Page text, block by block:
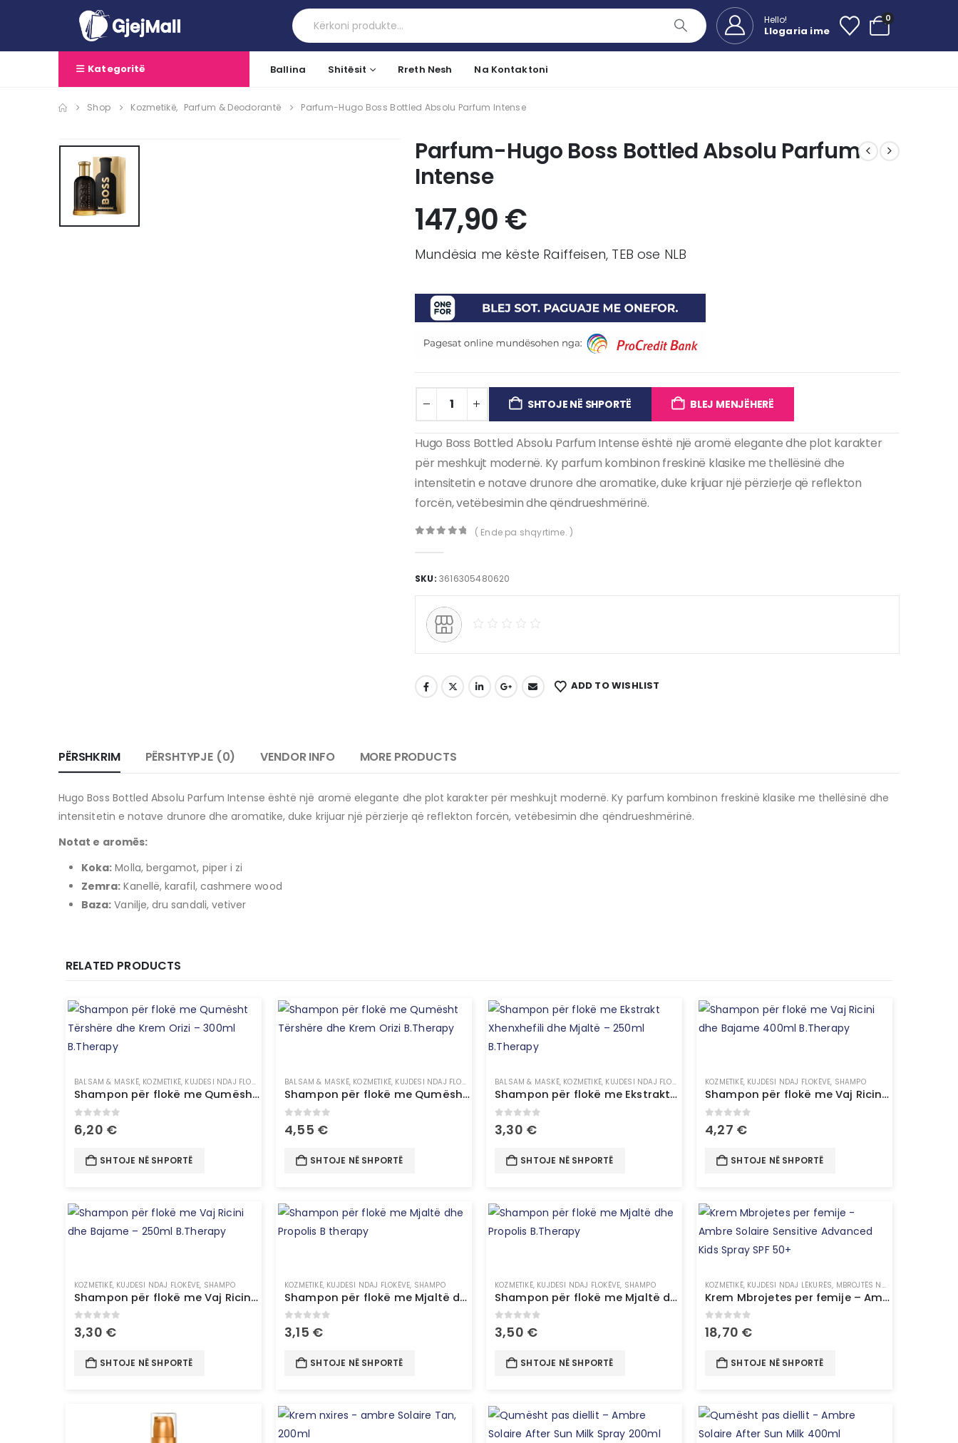
Hello!
Llogaria ime
0
Kategoritë Ballina Shitësit Rreth Nesh Na Kontaktoni
Shop Kozmetikë, Parfum & Deodorantë Parfum-Hugo Boss Bottled Absolu Parfum Intense
Parfum-Hugo Boss Bottled Absolu Parfum
Intense
147,90€
Mundësia me këste Raiffeisen, TEB ose NLB
SHTOJE NË SHPORTË BLEJ MENJËHERË
Hugo Boss Bottled Absolu Parfum Intense është një aromë elegante dhe plot karakter
për meshkujt modernë. Ky parfum kombinon freskinë klasike me thellësinë dhe
intensitetin e notave drunore dhe aromatike, duke krijuar një përzierje që reflekton
forcën, vetëbesimin dhe qëndrueshmërinë.
( Ende pa shqyrtime. )
SKU: 3616305480620
ADD TO WISHLIST
PËRSHKRIM PËRSHTYPJE (0) VENDOR INFO MORE PRODUCTS
Hugo Boss Bottled Absolu Parfum Intense është një aromë elegante dhe plot karakter për meshkujt modernë. Ky parfum kombinon freskinë klasike me thellësinë dhe
intensitetin e notave drunore dhe aromatike, duke krijuar një përzierje që reflekton forcën, vetëbesimin dhe qëndrueshmërinë.
Notat e aromës:
Koka: Molla, bergamot, piper i zi
Zemra: Kanellë, karafil, cashmere wood
Baza: Vanilje, dru sandali, vetiver
RELATED PRODUCTS
BALSAM & MASKË, KOZMETIKË, KUJDESI NDAJ FLOKËVE NGJYRË-FLOKËSH
Shampon për flokë me Qumësht Tërshëre dhe Krem Orizi – 300ml B.Therapy
0 out of 5
6,20 €
SHTOJE NË SHPORTË
BALSAM & MASKË, KOZMETIKË, KUJDESI NDAJ FLOKËVE SHAMPO
Shampon për flokë me Qumësht Tërshëre dhe Krem Orizi B.Therapy
4,55 €
SHTOJE NË SHPORTË
BALSAM & MASKË, KOZMETIKË, KUJDESI NDAJ FLOKËVE SHAMPO
Shampon për flokë me Ekstrakt Xhenxhefili dhe Mjaltë – 250ml B.Therapy
0 out of 5
3,30 €
SHTOJE NË SHPORTË
KOZMETIKË, KUJDESI NDAJ FLOKËVE, SHAMPO
Shampon për flokë me Vaj Ricini dhe Bajame 400ml​ B.Therapy
4,27 €
SHTOJE NË SHPORTË
KOZMETIKË, KUJDESI NDAJ FLOKËVE, SHAMPO
Shampon për flokë me Vaj Ricini dhe Bajame – 250ml​ B.Therapy
0 out of 5
3,30 €
SHTOJE NË SHPORTË
KOZMETIKË, KUJDESI NDAJ FLOKËVE, SHAMPO
Shampon për flokë me Mjaltë dhe Propolis B therapy
0 out of 5
3,15 €
SHTOJE NË SHPORTË
KOZMETIKË, KUJDESI NDAJ FLOKËVE, SHAMPO
Shampon për flokë me Mjaltë dhe Propolis B.Therapy
0 out of 5
3,50 €
SHTOJE NË SHPORTË
KOZMETIKË, KUJDESI NDAJ LËKURËS, MBROJTËS NGA DIELLI & VETË-NXIRËS
Krem Mbrojetes per femije – Ambre Solaire Sensitive Advanced Kids Spray SPF 50+
0out of 5
18,70 €
SHTOJE NË SHPORTË